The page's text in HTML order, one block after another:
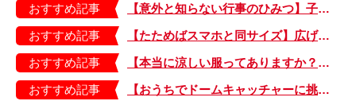
おすすめ記事
【意外と知らない行事のひみつ】子どもにはどう伝える？「お盆」って何だろう？
おすすめ記事
【たためばスマホと同サイズ】広げるとビビッドでジューシーな柄が目を引くコンパクトな「扇子」
おすすめ記事
【本当に涼しい服ってありますか？】夏素材の代表「リネン」で夏らしいおしゃれを♪「ワンピース」「パンツ」「スカート」「シャツ」の気になるアイテムはコレ！
おすすめ記事
【おうちでドームキャッチャーに挑戦だ】アンパンマン わくわくドームキャッチャー